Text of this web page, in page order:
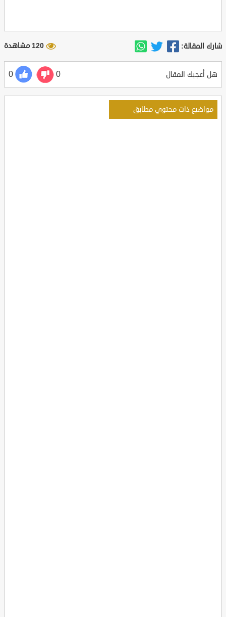
شارك المقالة: 120 مشاهدة
هل أعجبك المقال 0
0
مواضيع ذات محتوي مطابق